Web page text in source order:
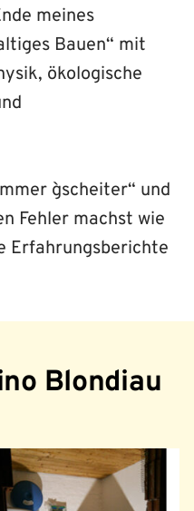
meines
Bauen“ mit
ökologische
g`scheiter“ und
Fehler machst wie
Erfahrungsberichte
Blondiau